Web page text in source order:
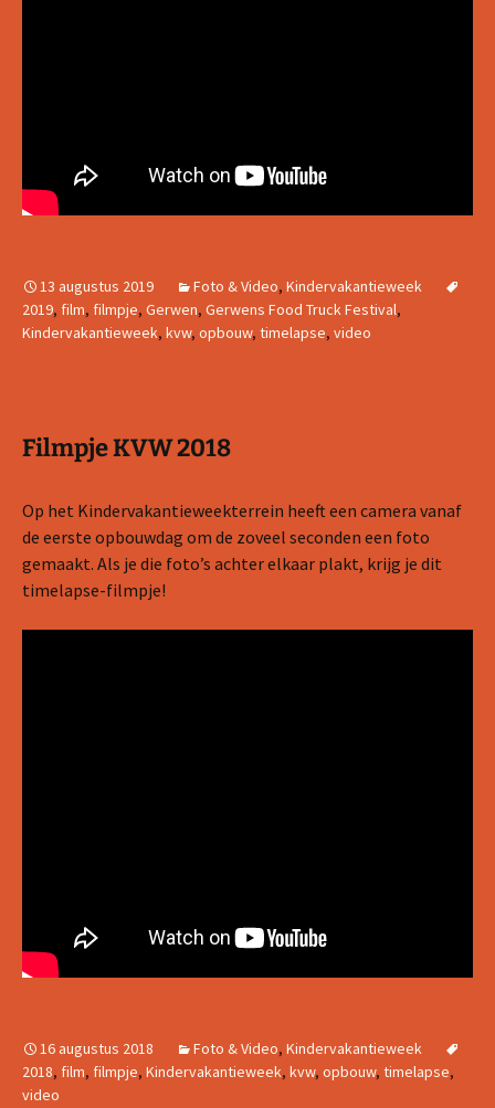
13 augustus 2019 Foto & Video, Kindervakantieweek
2019, film, filmpje, Gerwen, Gerwens Food Truck Festival,
Kindervakantieweek, kvw, opbouw, timelapse, video
Filmpje KVW 2018
Op het Kindervakantieweekterrein heeft een camera vanaf
de eerste opbouwdag om de zoveel seconden een foto
gemaakt. Als je die foto’s achter elkaar plakt, krijg je dit
timelapse-filmpje!
16 augustus 2018 Foto & Video, Kindervakantieweek
2018, film, filmpje, Kindervakantieweek, kvw, opbouw, timelapse,
video